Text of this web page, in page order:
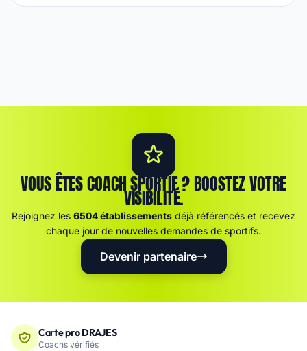
VOUS ÊTES COACH SPORTIF ? BOOSTEZ VOTRE
VISIBILITÉ.
Rejoignez les 6504 établissements déjà référencés et recevez
chaque jour de nouvelles demandes de sportifs.
Devenir partenaire
Carte pro DRAJES
Coachs vérifiés